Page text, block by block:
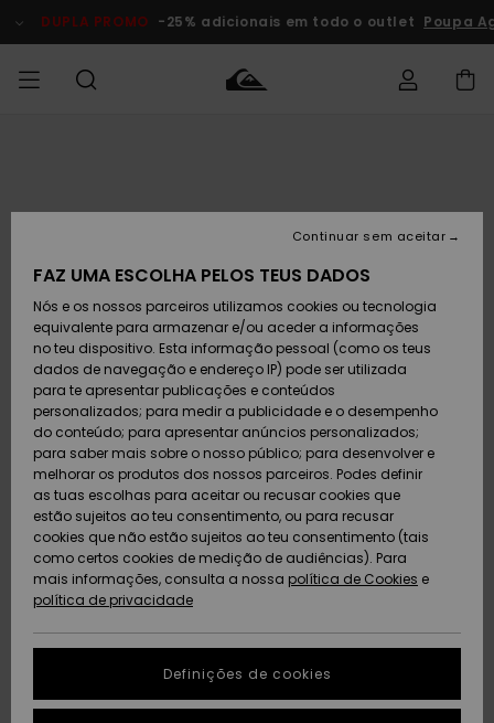
do
DUPLA PROMO -25% adicionais em todo o outlet Poupa
Calçado e
chinelos
Surfe/água
Snow
Artigos
recém-
chegados
Coleções
MENINO
Calçado e
chinelos
Surfe/água
Neve
Artigos
recém-
chegados
Highlights
MULHER
chegados
Highlights
Snow
SURF
Crianças
Highlights
Community
SNOW
Artigos
Criança
Snow Shop
Feminino
Highlights
Community
DUPLA
PROMO
Criança
Outlet
Mulher
AJUDA
Devoluções
Pagamento
Cartão
presente
Quiksilver
Freedom
Protecção de
dados
Guia de
tamanhos
SUSTAINABILITY
FAZ UMA ESCOLHA PELOS TEUS DADOS
Nós e os nossos parceiros utilizamos cookies ou tecnologia
equivalente para armazenar e/ou aceder a informações
no teu dispositivo. Esta informação pessoal (como os teus
dados de navegação e endereço IP) pode ser utilizada
para te apresentar publicações e conteúdos
personalizados; para medir a publicidade e o desempenho
do conteúdo; para apresentar anúncios personalizados;
para saber mais sobre o nosso público; para desenvolver e
melhorar os produtos dos nossos parceiros. Podes definir
as tuas escolhas para aceitar ou recusar cookies que
estão sujeitos ao teu consentimento, ou para recusar
cookies que não estão sujeitos ao teu consentimento (tais
como certos cookies de medição de audiências). Para
mais informações, consulta a nossa política de Cookies e
política de privacidade
Definições de cookies
Continuar sem aceitar